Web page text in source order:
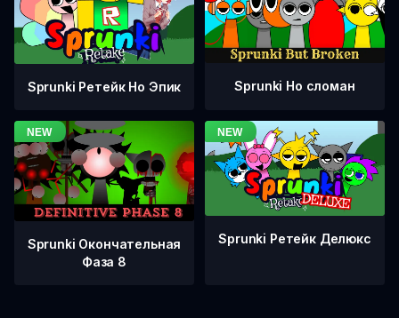
Sprunki Ретейк Но Эпик Sprunki Но сломан
Sprunki Окончательная
Фаза 8
Sprunki Ретейк Делюкс